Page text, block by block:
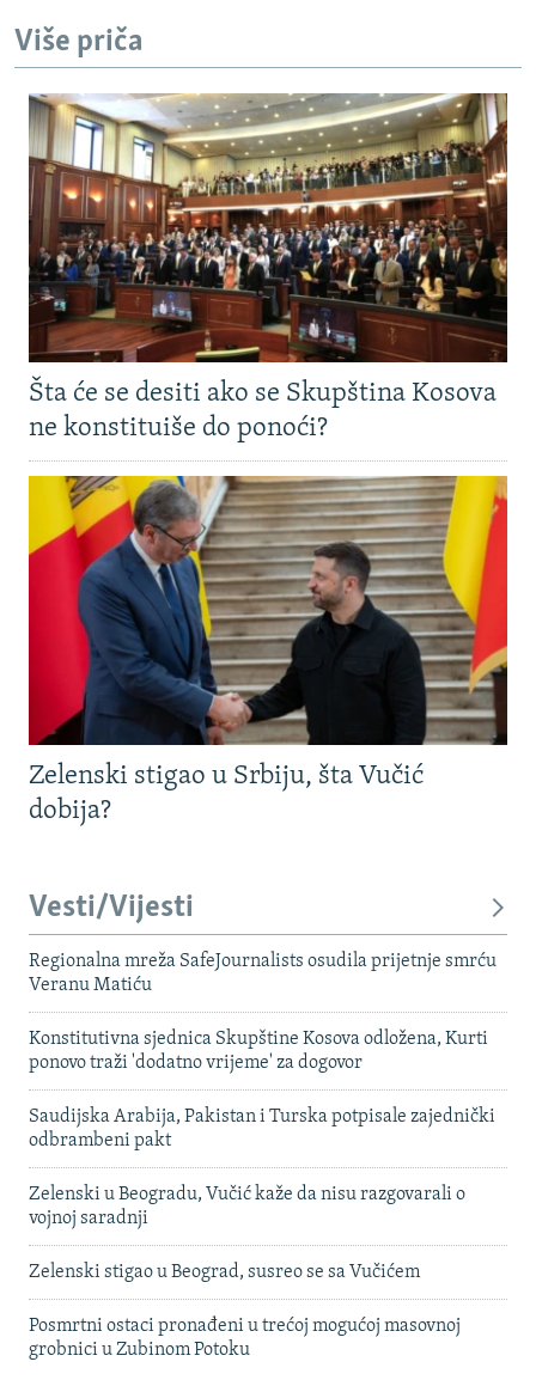
Više priča
Šta će se desiti ako se Skupština Kosova
ne konstituiše do ponoći?
Zelenski stigao u Srbiju, šta Vučić
dobija?
Vesti/Vijesti
Regionalna mreža SafeJournalists osudila prijetnje smrću
Veranu Matiću
Konstitutivna sjednica Skupštine Kosova odložena, Kurti
ponovo traži 'dodatno vrijeme' za dogovor
Saudijska Arabija, Pakistan i Turska potpisale zajednički
odbrambeni pakt
Zelenski u Beogradu, Vučić kaže da nisu razgovarali o
vojnoj saradnji
Zelenski stigao u Beograd, susreo se sa Vučićem
Posmrtni ostaci pronađeni u trećoj mogućoj masovnoj
grobnici u Zubinom Potoku